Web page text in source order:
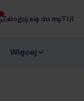
Zaloguj się do myTUI
Więcej